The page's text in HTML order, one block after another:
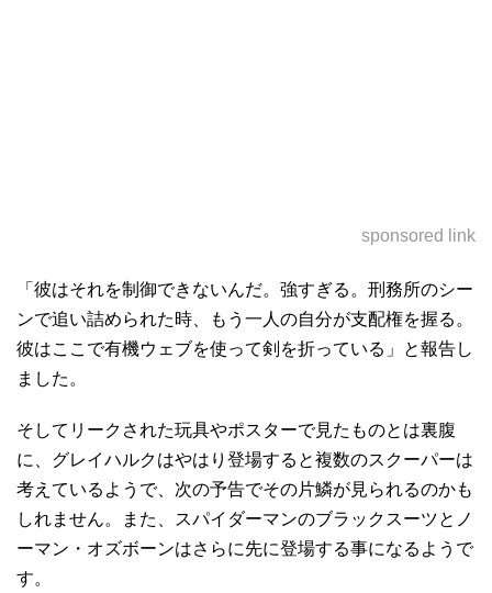
sponsored link
「彼はそれを制御できないんだ。強すぎる。刑務所のシー
ンで追い詰められた時、もう一人の自分が支配権を握る。
彼はここで有機ウェブを使って剣を折っている」と報告し
ました。
そしてリークされた玩具やポスターで見たものとは裏腹
に、グレイハルクはやはり登場すると複数のスクーパーは
考えているようで、次の予告でその片鱗が見られるのかも
しれません。また、スパイダーマンのブラックスーツとノ
ーマン・オズボーンはさらに先に登場する事になるようで
す。